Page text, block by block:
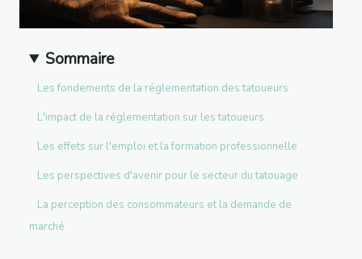
Sommaire
Les fondements de la réglementation des tatoueurs
L'impact de la réglementation sur les tatoueurs
Les effets sur l'emploi et la formation professionnelle
Les perspectives d'avenir pour le secteur du tatouage
La perception des consommateurs et la demande de
marché